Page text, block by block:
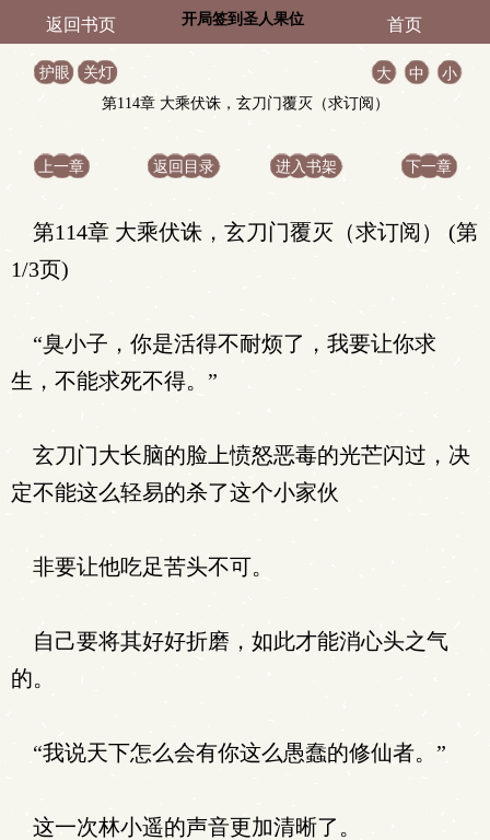
返回书页 开局签到圣人果位 首页
护眼 关灯 大 中
小
第114章 大乘伏诛，玄刀门覆灭（求订阅）
上一章 返回目录 进入书架 下一章
第114章 大乘伏诛，玄刀门覆灭（求订阅） (第
1/3页)
“臭小子，你是活得不耐烦了，我要让你求
生，不能求死不得。”
玄刀门大长脑的脸上愤怒恶毒的光芒闪过，决
定不能这么轻易的杀了这个小家伙
非要让他吃足苦头不可。
自己要将其好好折磨，如此才能消心头之气
的。
“我说天下怎么会有你这么愚蠢的修仙者。”
这一次林小遥的声音更加清晰了。